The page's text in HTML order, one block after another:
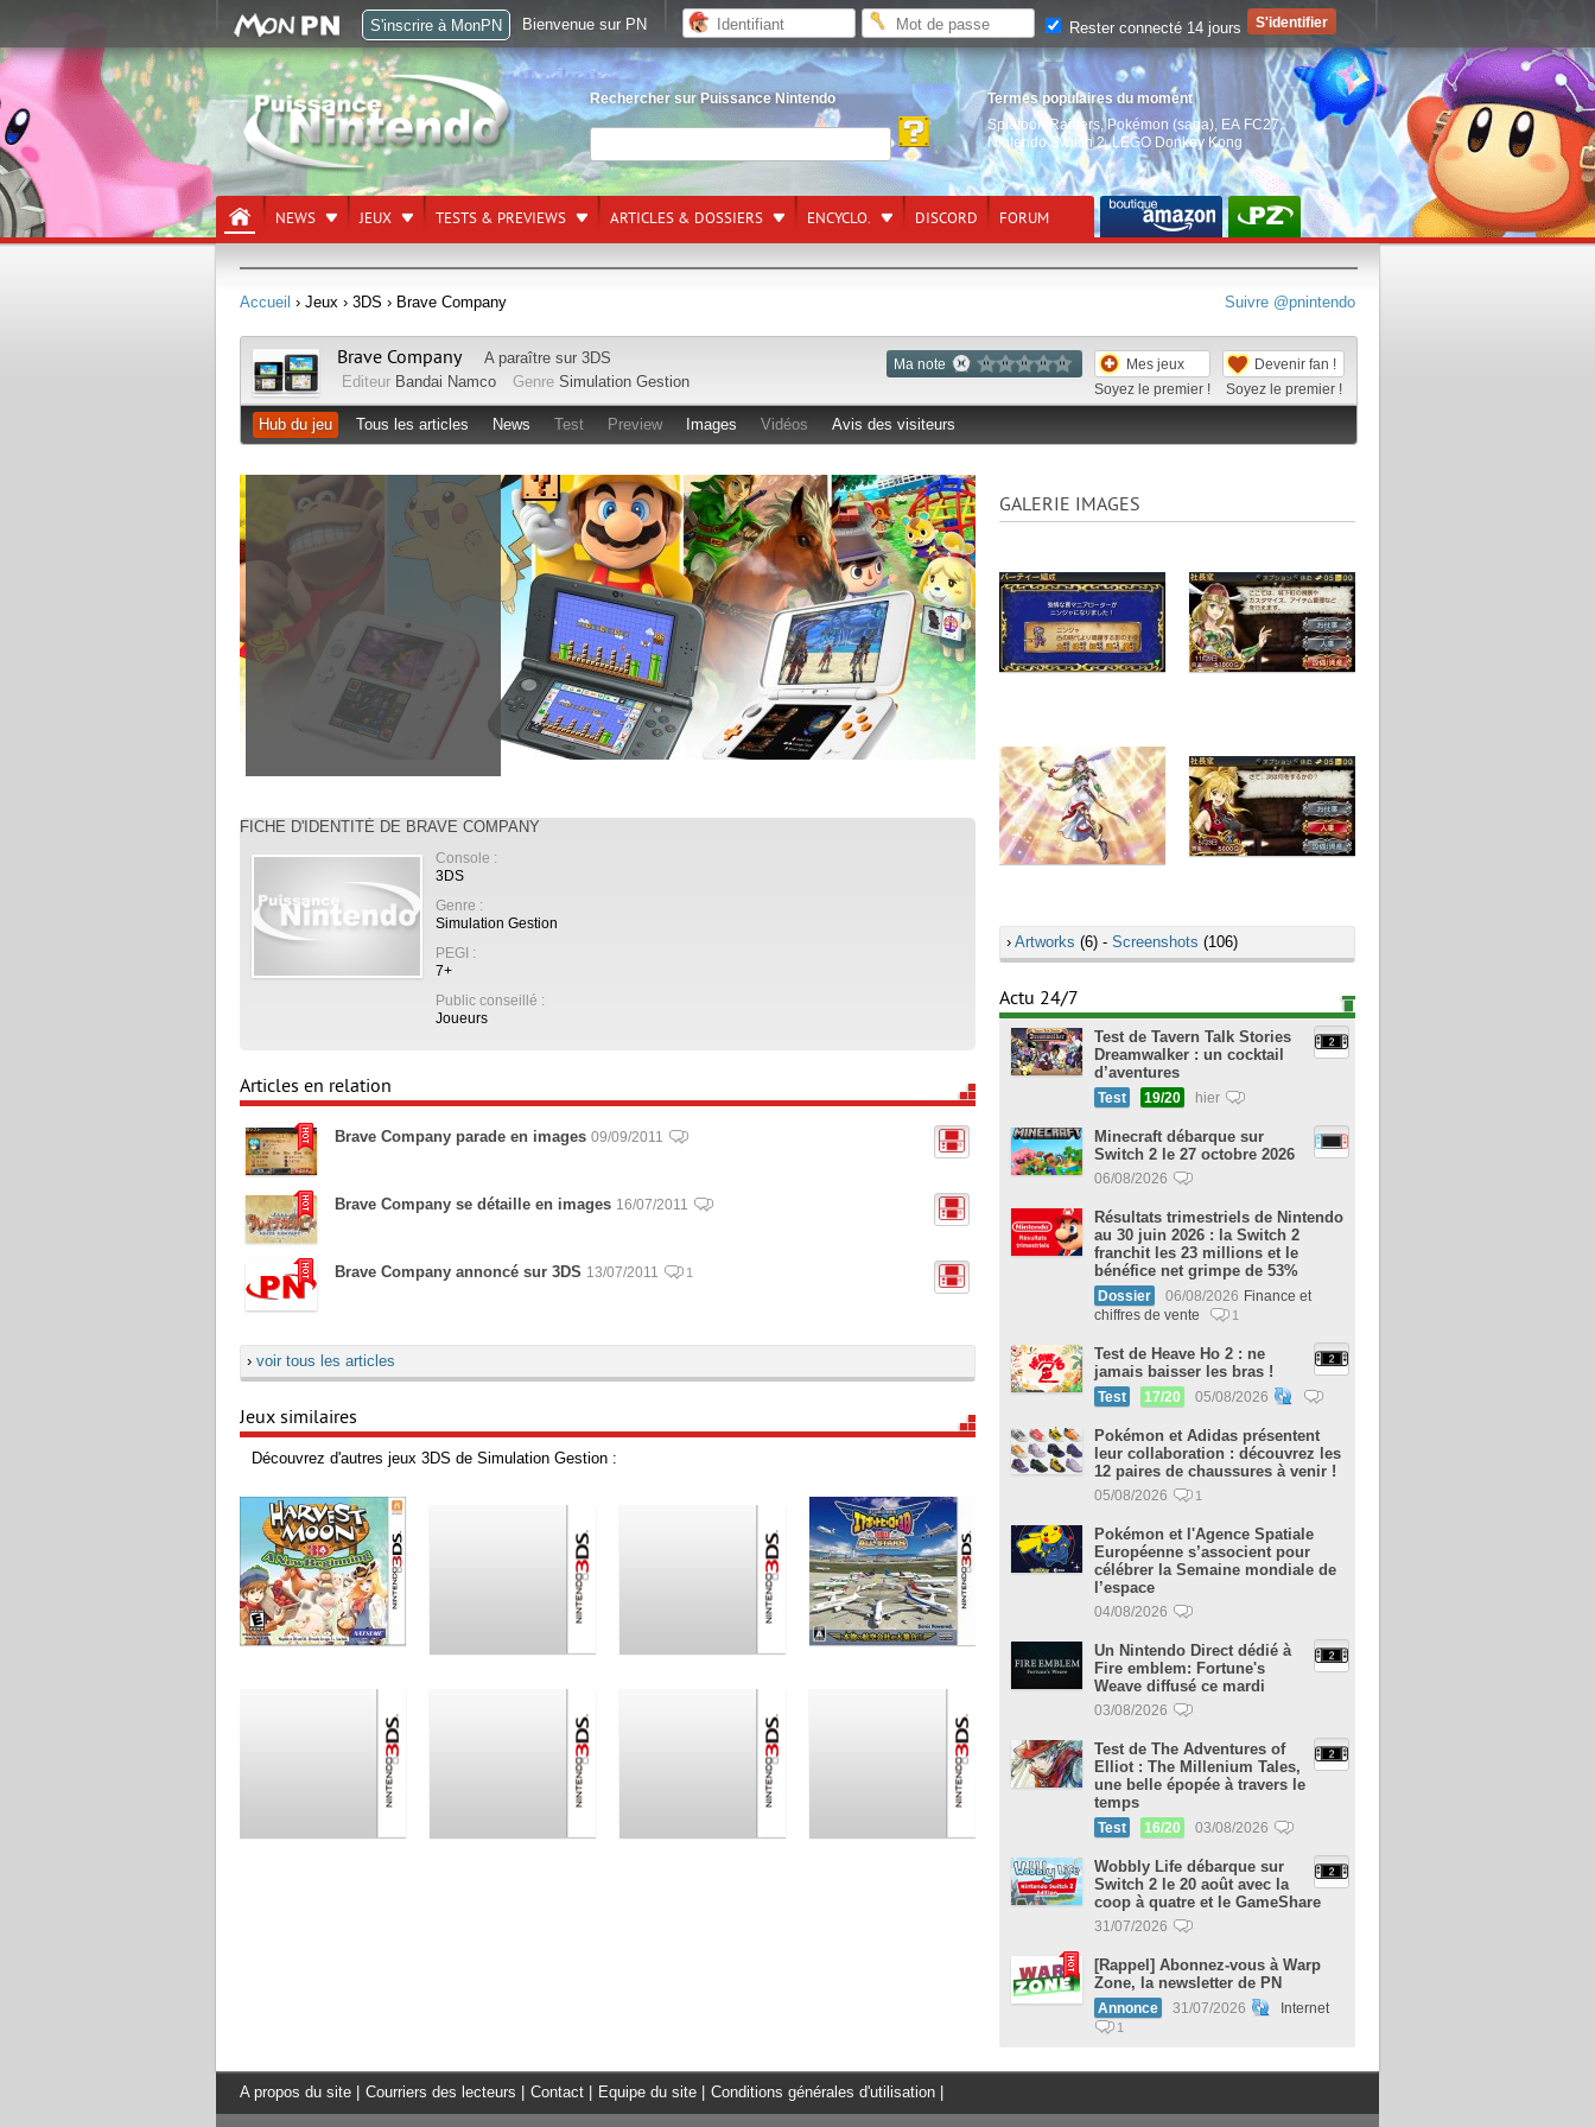
Rechercher sur Puissance Nintendo
Termes populaires du moment
Splatoon Raiders, Pokémon (saga) EA FC27,
Nintendo Switch 2,LEGO Donkey Kong
NEWS JEUX TESTS & PREVIEWS ARTICLES & DOSSIERS ENCYCLO. DISCORD FORUM
Suivre @pnintendo
Accueil › Jeux › 3DS › Brave Company
Ma note
Mes jeux
Soyez le premier !
Devenir fan !
Soyez le premier !
Brave Company A paraître sur 3DS
Editeur Bandai Namco Genre Simulation Gestion
Hub du jeu Tous les articles News Test Preview Images Vidéos Avis des visiteurs
FICHE D'IDENTITÉ DE BRAVE COMPANY
Console :
3DS
Genre :
Simulation Gestion
PEGI :
7+
Public conseillé :
Joueurs
Articles en relation
Brave Company parade en images 09/09/2011
Brave Company se détaille en images 16/07/2011
Brave Company annoncé sur 3DS 13/07/2011 1
› voir tous les articles
Jeux similaires
Découvrez d'autres jeux 3DS de Simulation Gestion :
GALERIE IMAGES
› Artworks (6) - Screenshots (106)
Actu 24/7
Test de Tavern Talk Stories
Dreamwalker : un cocktail
d’aventures
Test 19/20 hier
Minecraft débarque sur
Switch 2 le 27 octobre 2026
06/08/2026
Résultats trimestriels de Nintendo
au 30 juin 2026 : la Switch 2
franchit les 23 millions et le
bénéfice net grimpe de 53%
Dossier 06/08/2026 Finance et
chiffres de vente
1
Test de Heave Ho 2 : ne
jamais baisser les bras !
Test 17/20 05/08/2026
Pokémon et Adidas présentent
leur collaboration : découvrez les
12 paires de chaussures à venir !
05/08/2026 1
Pokémon et l'Agence Spatiale
Européenne s’associent pour
célébrer la Semaine mondiale de
l’espace
04/08/2026
Un Nintendo Direct dédié à
Fire emblem: Fortune's
Weave diffusé ce mardi
03/08/2026
Test de The Adventures of
Elliot : The Millenium Tales,
une belle épopée à travers le
temps
Test 16/20 03/08/2026
Wobbly Life débarque sur
Switch 2 le 20 août avec la
coop à quatre et le GameShare
31/07/2026
[Rappel] Abonnez-vous à Warp
Zone, la newsletter de PN
Annonce 31/07/2026 Internet
1
A propos du site Courriers des lecteurs Contact Equipe du site Conditions générales d'utilisation
S'inscrire à MonPN Bienvenue sur PN Rester connecté 14 jours